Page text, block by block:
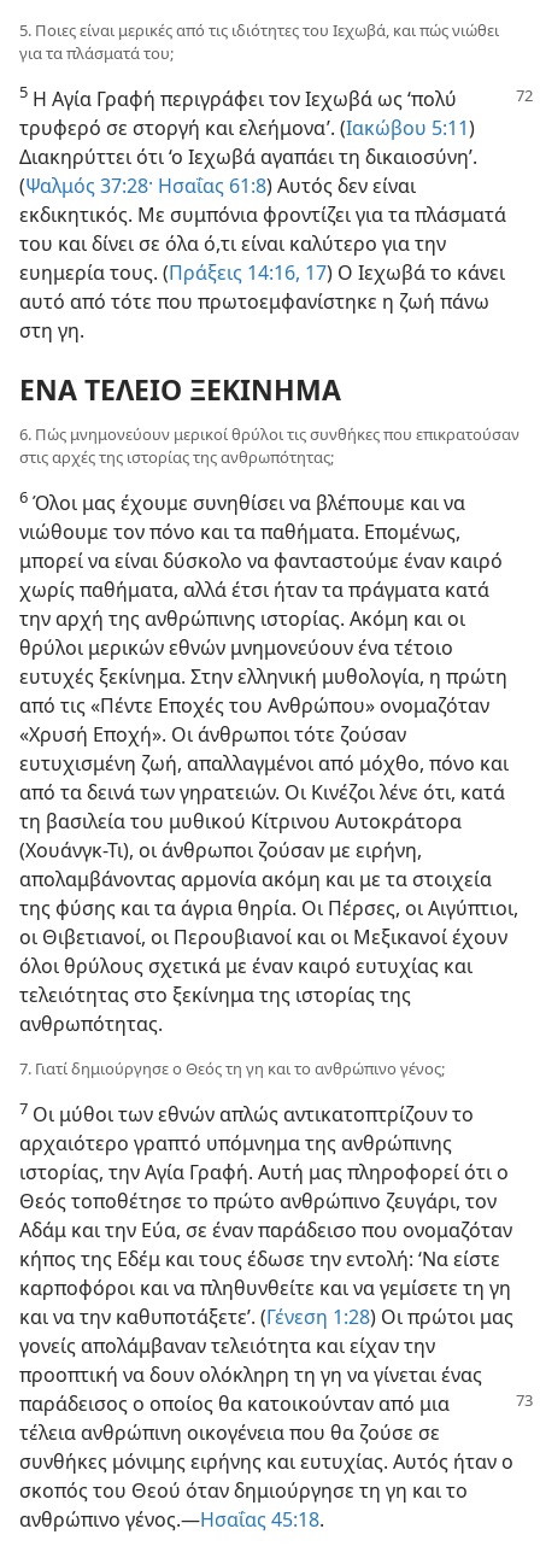
5. Ποιες είναι μερικές από τις ιδιότητες του Ιεχωβά, και πώς νιώθει
για τα πλάσματά του;
5 Η Αγία Γραφή περιγράφει τον Ιεχωβά ως ‘πολύ
τρυφερό σε στοργή και ελεήμονα’. (Ιακώβου 5:11)
Διακηρύττει ότι ‘ο Ιεχωβά αγαπάει τη δικαιοσύνη’.
(Ψαλμός 37:28· Ησαΐας 61:8) Αυτός δεν είναι
εκδικητικός. Με συμπόνια φροντίζει για τα πλάσματά
του και δίνει σε όλα ό,τι είναι καλύτερο για την
ευημερία τους. (Πράξεις 14:16, 17) Ο Ιεχωβά το κάνει
αυτό από τότε που πρωτοεμφανίστηκε η ζωή πάνω
στη γη.
ΕΝΑ ΤΕΛΕΙΟ ΞΕΚΙΝΗΜΑ
6. Πώς μνημονεύουν μερικοί θρύλοι τις συνθήκες που επικρατούσαν
στις αρχές της ιστορίας της ανθρωπότητας;
6 Όλοι μας έχουμε συνηθίσει να βλέπουμε και να
νιώθουμε τον πόνο και τα παθήματα. Επομένως,
μπορεί να είναι δύσκολο να φανταστούμε έναν καιρό
χωρίς παθήματα, αλλά έτσι ήταν τα πράγματα κατά
την αρχή της ανθρώπινης ιστορίας. Ακόμη και οι
θρύλοι μερικών εθνών μνημονεύουν ένα τέτοιο
ευτυχές ξεκίνημα. Στην ελληνική μυθολογία, η πρώτη
από τις «Πέντε Εποχές του Ανθρώπου» ονομαζόταν
«Χρυσή Εποχή». Οι άνθρωποι τότε ζούσαν
ευτυχισμένη ζωή, απαλλαγμένοι από μόχθο, πόνο και
από τα δεινά των γηρατειών. Οι Κινέζοι λένε ότι, κατά
τη βασιλεία του μυθικού Κίτρινου Αυτοκράτορα
(Χουάνγκ-Τι), οι άνθρωποι ζούσαν με ειρήνη,
απολαμβάνοντας αρμονία ακόμη και με τα στοιχεία
της φύσης και τα άγρια θηρία. Οι Πέρσες, οι Αιγύπτιοι,
οι Θιβετιανοί, οι Περουβιανοί και οι Μεξικανοί έχουν
όλοι θρύλους σχετικά με έναν καιρό ευτυχίας και
τελειότητας στο ξεκίνημα της ιστορίας της
ανθρωπότητας.
7. Γιατί δημιούργησε ο Θεός τη γη και το ανθρώπινο γένος;
7 Οι μύθοι των εθνών απλώς αντικατοπτρίζουν το
αρχαιότερο γραπτό υπόμνημα της ανθρώπινης
ιστορίας, την Αγία Γραφή. Αυτή μας πληροφορεί ότι ο
Θεός τοποθέτησε το πρώτο ανθρώπινο ζευγάρι, τον
Αδάμ και την Εύα, σε έναν παράδεισο που ονομαζόταν
κήπος της Εδέμ και τους έδωσε την εντολή: ‘Να είστε
καρποφόροι και να πληθυνθείτε και να γεμίσετε τη γη
και να την καθυποτάξετε’. (Γένεση 1:28) Οι πρώτοι μας
γονείς απολάμβαναν τελειότητα και είχαν την
προοπτική να δουν ολόκληρη τη γη να γίνεται ένας
παράδεισος ο οποίος θα κατοικούνταν από μια
τέλεια ανθρώπινη οικογένεια που θα ζούσε σε
συνθήκες μόνιμης ειρήνης και ευτυχίας. Αυτός ήταν ο
σκοπός του Θεού όταν δημιούργησε τη γη και το
ανθρώπινο γένος.—Ησαΐας 45:18.